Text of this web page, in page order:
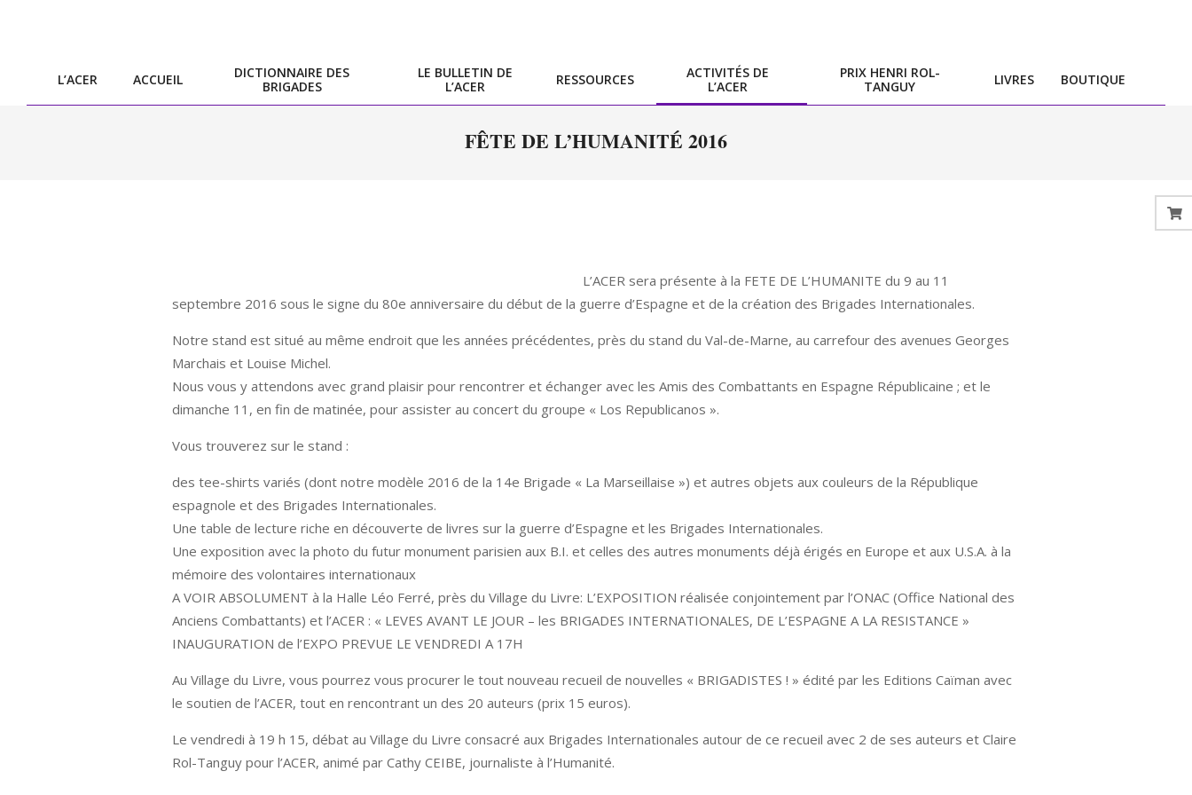
Primary
Menu
L’ACER ACCUEIL
DICTIONNAIRE DES
BRIGADES
LE BULLETIN DE
L’ACER
RESSOURCES
ACTIVITÉS DE
L’ACER
PRIX HENRI ROL-
TANGUY
LIVRES BOUTIQUE
FÊTE DE L’HUMANITÉ 2016
L’ACER sera présente à la FETE DE L’HUMANITE du 9 au 11
septembre 2016 sous le signe du 80e anniversaire du début de la guerre d’Espagne et de la création des Brigades Internationales.
Notre stand est situé au même endroit que les années précédentes, près du stand du Val-de-Marne, au carrefour des avenues Georges
Marchais et Louise Michel.
Nous vous y attendons avec grand plaisir pour rencontrer et échanger avec les Amis des Combattants en Espagne Républicaine ; et le
dimanche 11, en fin de matinée, pour assister au concert du groupe « Los Republicanos ».
Vous trouverez sur le stand :
des tee-shirts variés (dont notre modèle 2016 de la 14e Brigade « La Marseillaise ») et autres objets aux couleurs de la République
espagnole et des Brigades Internationales.
Une table de lecture riche en découverte de livres sur la guerre d’Espagne et les Brigades Internationales.
Une exposition avec la photo du futur monument parisien aux B.I. et celles des autres monuments déjà érigés en Europe et aux U.S.A. à la
mémoire des volontaires internationaux
A VOIR ABSOLUMENT à la Halle Léo Ferré, près du Village du Livre: L’EXPOSITION réalisée conjointement par l’ONAC (Office National des
Anciens Combattants) et l’ACER : « LEVES AVANT LE JOUR – les BRIGADES INTERNATIONALES, DE L’ESPAGNE A LA RESISTANCE »
INAUGURATION de l’EXPO PREVUE LE VENDREDI A 17H
Au Village du Livre, vous pourrez vous procurer le tout nouveau recueil de nouvelles « BRIGADISTES ! » édité par les Editions Caïman avec
le soutien de l’ACER, tout en rencontrant un des 20 auteurs (prix 15 euros).
Le vendredi à 19 h 15, débat au Village du Livre consacré aux Brigades Internationales autour de ce recueil avec 2 de ses auteurs et Claire
Rol-Tanguy pour l’ACER, animé par Cathy CEIBE, journaliste à l’Humanité.